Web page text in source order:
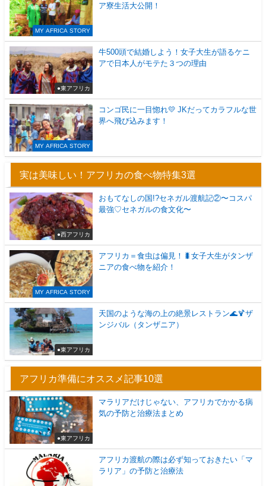
MY AFRICA STORY
ア寮生活大公開！
●東アフリカ
牛500頭で結婚しよう！女子大生が語るケニ
アで日本人がモテた３つの理由
MY AFRICA STORY
コンゴ民に一目惚れ💛 JKだってカラフルな世
界へ飛び込みます！
実は美味しい！アフリカの食べ物特集3選
●西アフリカ
おもてなしの国!?セネガル渡航記②〜コスパ
最強♡セネガルの食文化〜
MY AFRICA STORY
アフリカ＝食虫は偏見！🐛女子大生がタンザ
ニアの食べ物を紹介！
●東アフリカ
天国のような海の上の絶景レストラン🌊🍹ザ
ンジバル（タンザニア）
アフリカ準備にオススメ記事10選
●東アフリカ
マラリアだけじゃない、アフリカでかかる病
気の予防と治療法まとめ
アフリカ渡航の際は必ず知っておきたい「マ
ラリア」の予防と治療法